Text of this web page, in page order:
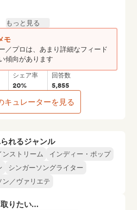
れるジャンル
ンストリーム
インディー・ポップ
シンガーソングライター
ン／ヴァリエテ
りたい…
もっと見る
モ
／プロは、あまり詳細なフィード
傾向があります
シェア率
20%
回答数
5,855
キュレーターを見る